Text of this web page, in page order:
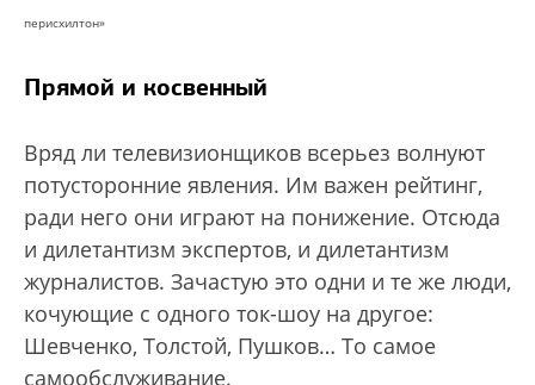
перисхилтон»
Прямой и косвенный
Вряд ли телевизионщиков всерьез волнуют
потусторонние явления. Им важен рейтинг,
ради него они играют на понижение. Отсюда
и дилетантизм экспертов, и дилетантизм
журналистов. Зачастую это одни и те же люди,
кочующие с одного ток-шоу на другое:
Шевченко, Толстой, Пушков… То самое
самообслуживание.